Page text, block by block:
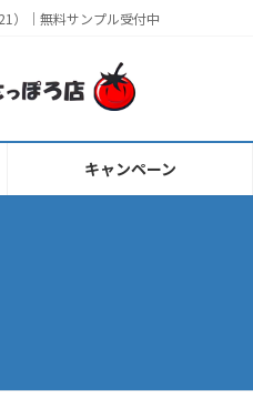
）｜無料サンプル受付中
キャンペーン